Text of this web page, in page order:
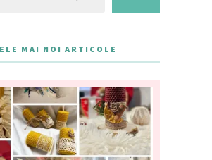
MAI NOI ARTICOLE